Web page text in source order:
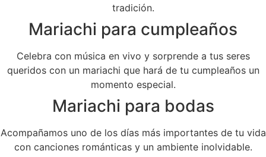
tradición.
Mariachi para cumpleaños
Celebra con música en vivo y sorprende a tus seres
queridos con un mariachi que hará de tu cumpleaños un
momento especial.
Mariachi para bodas
Acompañamos uno de los días más importantes de tu vida
con canciones románticas y un ambiente inolvidable.